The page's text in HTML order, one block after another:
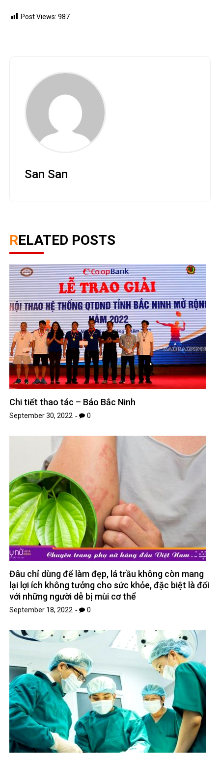
Post Views: 987
San San
RELATED POSTS
Chi tiết thao tác – Báo Bắc Ninh
September 30, 2022 0
Đâu chỉ dùng để làm đẹp, lá trầu không còn mang
lại lợi ích không tưởng cho sức khỏe, đặc biệt là đối
với những người dễ bị mùi cơ thể
September 18, 2022 0